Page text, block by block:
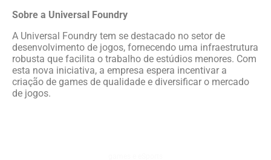
Sobre a Universal Foundry
A Universal Foundry tem se destacado no setor de
desenvolvimento de jogos, fornecendo uma infraestrutura
robusta que facilita o trabalho de estúdios menores. Com
esta nova iniciativa, a empresa espera incentivar a
criação de games de qualidade e diversificar o mercado
de jogos.